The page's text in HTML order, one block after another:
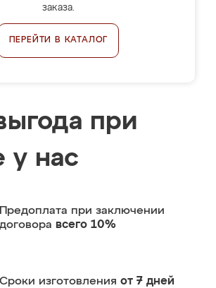
заказа.
ПЕРЕЙТИ В КАТАЛОГ
при
у нас
Предоплата при заключении
договора всего 10%
Сроки изготовления от 7 дней